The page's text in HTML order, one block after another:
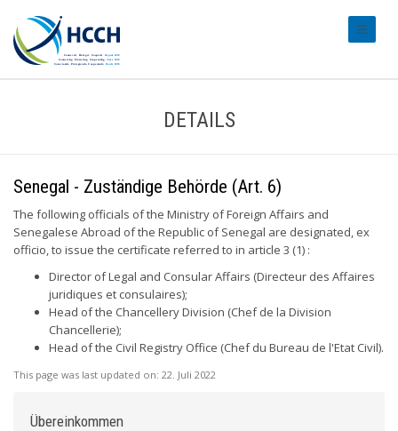
DETAILS
Senegal - Zuständige Behörde (Art. 6)
The following officials of the Ministry of Foreign Affairs and
Senegalese Abroad of the Republic of Senegal are designated, ex
officio, to issue the certificate referred to in article 3 (1) :
Director of Legal and Consular Affairs (Directeur des Affaires
juridiques et consulaires);
Head of the Chancellery Division (Chef de la Division
Chancellerie);
Head of the Civil Registry Office (Chef du Bureau de l'Etat Civil).
This page was last updated on: 22. Juli 2022
Übereinkommen